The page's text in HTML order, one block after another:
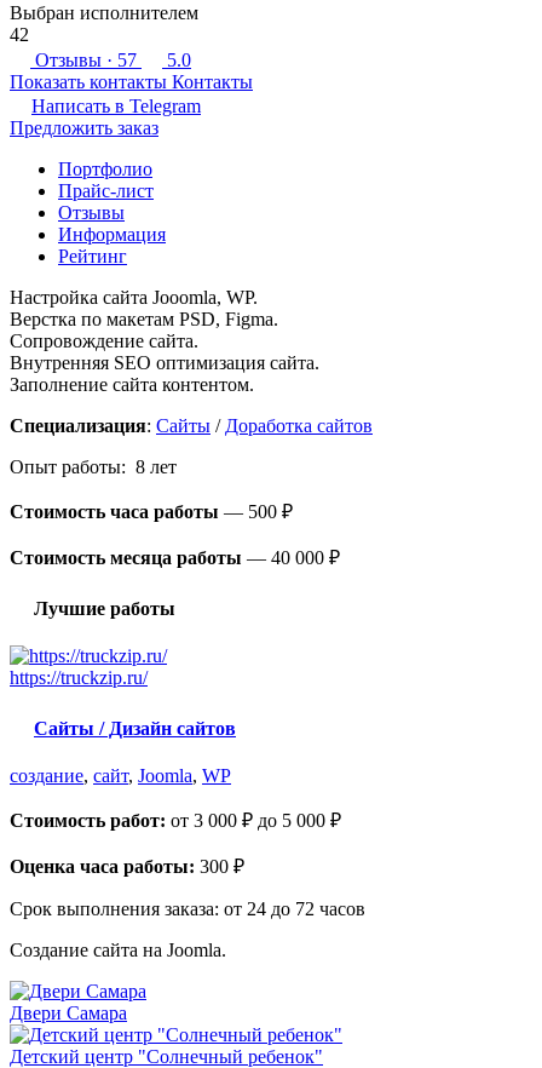
Выбран исполнителем
42
Отзывы · 57
5.0
Показать контакты Контакты
Написать в Telegram
Предложить заказ
Портфолио
Прайс-лист
Отзывы
Информация
Рейтинг
Настройка сайта Jooomla, WP.
Верстка по макетам PSD, Figma.
Сопровождение сайта.
Внутренняя SEO оптимизация сайта.
Заполнение сайта контентом.
Специализация: Сайты / Доработка сайтов
Опыт работы: 8 лет
Стоимость часа работы — 500 ₽
Стоимость месяца работы — 40 000 ₽
Лучшие работы
https://truckzip.ru/
Сайты / Дизайн сайтов
создание, сайт, Joomla, WP
Стоимость работ: от 3 000 ₽ до 5 000 ₽
Оценка часа работы: 300 ₽
Срок выполнения заказа: от 24 до 72 часов
Создание сайта на Joomla.
Двери Самара
Детский центр "Солнечный ребенок"